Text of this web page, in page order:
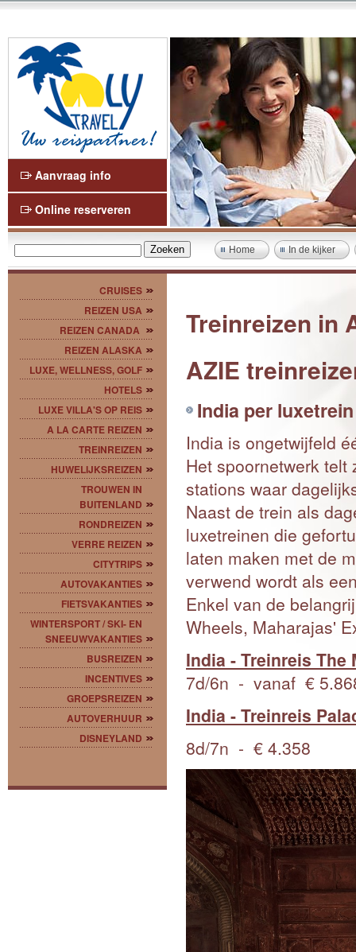
Aanvraag info
Online reserveren
Home In de kijker
CRUISES
REIZEN USA
REIZEN CANADA
REIZEN ALASKA
LUXE, WELLNESS, GOLF
HOTELS
LUXE VILLA'S OP REIS
A LA CARTE REIZEN
TREINREIZEN
HUWELIJKSREIZEN
TROUWEN IN
BUITENLAND
RONDREIZEN
VERRE REIZEN
CITYTRIPS
AUTOVAKANTIES
FIETSVAKANTIES
WINTERSPORT / SKI- EN
SNEEUWVAKANTIES
BUSREIZEN
INCENTIVES
GROEPSREIZEN
AUTOVERHUUR
DISNEYLAND
Treinreizen in
AZIE
India per luxetrein
India is ongetwijfeld
Het spoornetwerk
stations waar
Naast de trein als
luxetreinen die
laten maken met de
verwend wordt als
Enkel van de
Wheels, Maharajas'
India - Treinreis The
7d/6n - vanaf €
India - Treinreis
8d/7n - € 4.358